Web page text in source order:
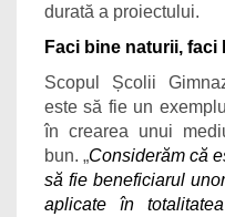
durată a proiectului.
Faci bine naturii,
Scopul Școlii
este să fie un
în crearea unui
bun. „Considerăm că
să fie beneficiarul
aplicate în